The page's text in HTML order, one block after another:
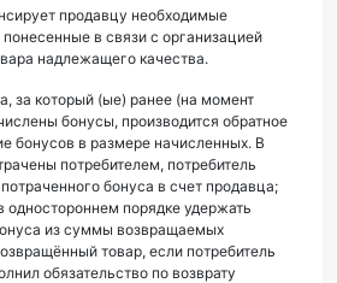
продавцу необходимые
в связи с организацией
надлежащего качества.
за который (ые) ранее (на момент
бонусы, производится обратное
бонусов в размере начисленных. В
потребителем, потребитель
бонуса в счет продавца;
одностороннем порядке удержать
из суммы возвращаемых
товар, если потребитель
обязательство по возврату